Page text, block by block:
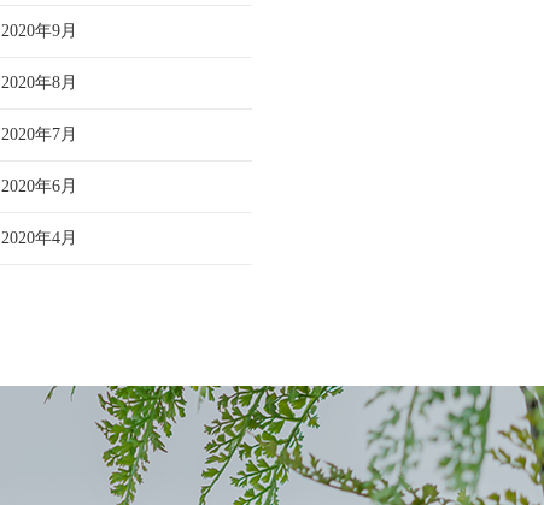
2020年9月
2020年8月
2020年7月
2020年6月
2020年4月